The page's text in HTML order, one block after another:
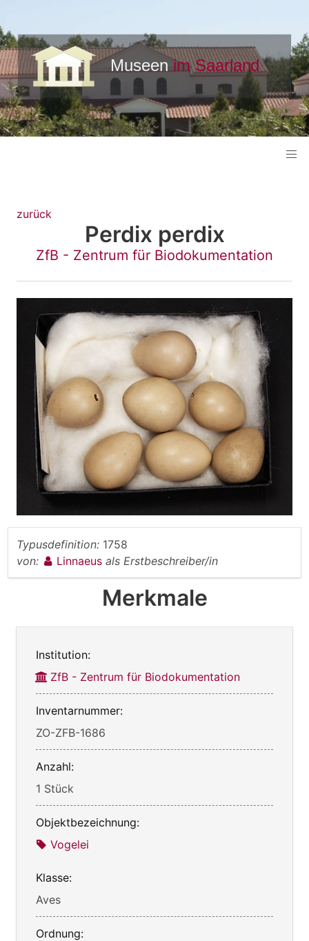
zurück
Perdix perdix
ZfB - Zentrum für Biodokumentation
Typusdefinition: 1758
von:
Linnaeus als Erstbeschreiber/in
Merkmale
Institution:
ZfB - Zentrum für Biodokumentation
Inventarnummer:
ZO-ZFB-1686
Anzahl:
1 Stück
Objektbezeichnung:
Vogelei
Klasse:
Aves
Ordnung: